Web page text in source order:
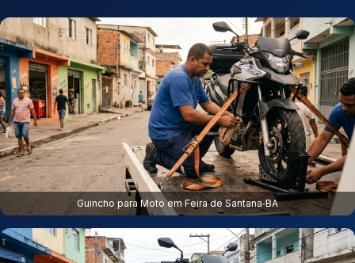
Guincho para Moto em Feira de Santana‑BA